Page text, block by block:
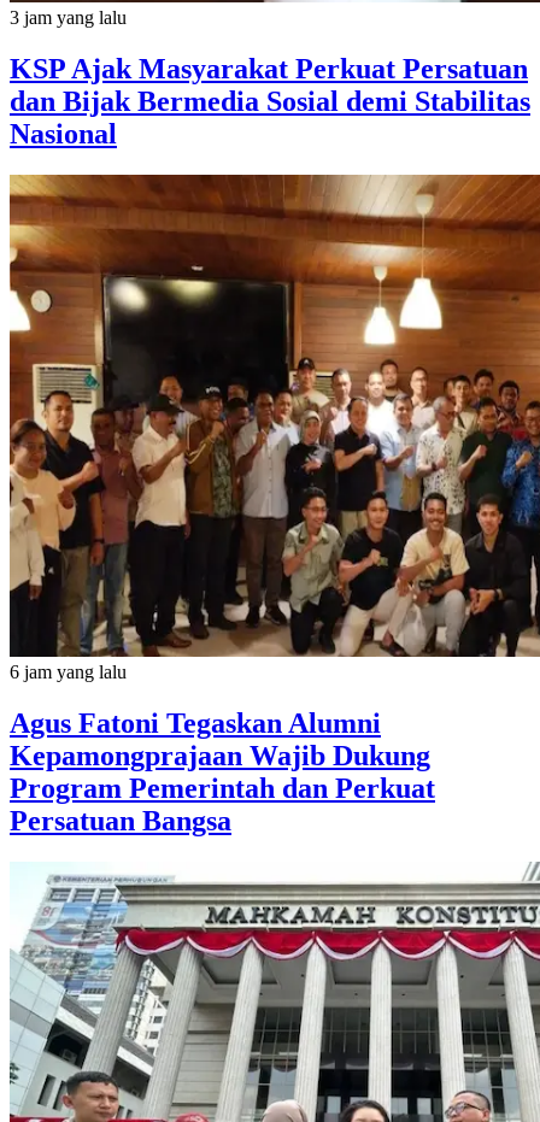
3 jam yang lalu
KSP Ajak Masyarakat Perkuat Persatuan
dan Bijak Bermedia Sosial demi Stabilitas
Nasional
6 jam yang lalu
Agus Fatoni Tegaskan Alumni
Kepamongprajaan Wajib Dukung
Program Pemerintah dan Perkuat
Persatuan Bangsa